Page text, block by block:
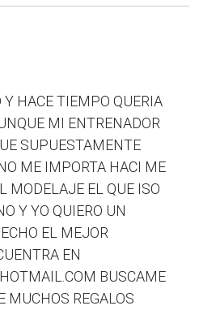
HACE TIEMPO QUERIA
MI ENTRENADOR
SUPUESTAMENTE
ME IMPORTA HACI ME
MODELAJE EL QUE ISO
Y YO QUIERO UN
EL MEJOR
EN
BUSCAME
MUCHOS REGALOS